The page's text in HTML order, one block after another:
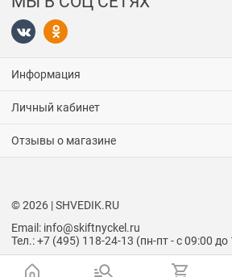
Информация
Личный кабинет
Отзывы о магазине
© 2026 | SHVEDIK.RU
Email: info@skiftnyckel.ru
Тел.: +7 (495) 118-24-13 (пн-пт - с 09:00 до